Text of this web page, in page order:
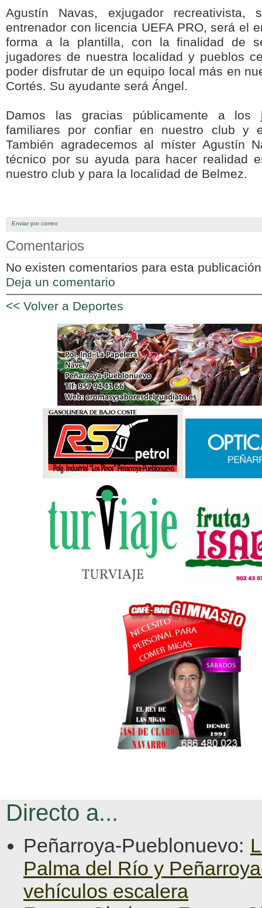
Agustín Navas, exjugador
entrenador con licencia UEFA PRO, será el
forma a la plantilla, con la finalidad de
jugadores de nuestra localidad y pueblos
poder disfrutar de un equipo local más en
Cortés. Su ayudante será Ángel.
Damos las gracias públicamente a los
familiares por confiar en nuestro club y
También agradecemos al míster Agustín
técnico por su ayuda para hacer realidad
nuestro club y para la localidad de Belmez.
Enviar por correo
Comentarios
No existen comentarios para esta publicación
Deja un comentario
<< Volver a Deportes
Directo a...
Peñarroya-Pueblonuevo:
Palma del Río y
vehículos escalera